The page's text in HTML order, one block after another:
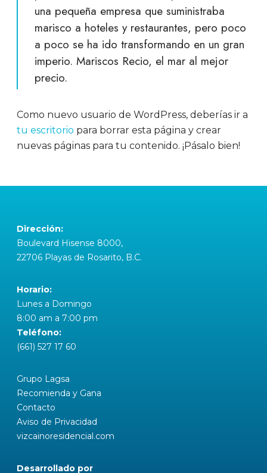
una pequeña empresa que suministraba
marisco a hoteles y restaurantes, pero poco
a poco se ha ido transformando en un gran
imperio. Mariscos Recio, el mar al mejor
precio.
Como nuevo usuario de WordPress, deberías ir a
tu escritorio para borrar esta página y crear
nuevas páginas para tu contenido. ¡Pásalo bien!
Dirección:
Boulevard Hisense 8000,
22706 Playas de Rosarito, B.C.
Horario:
Lunes a Domingo
8:00 am a 7:00 pm
Teléfono:
(661) 527 17 60
Grupo Lagsa
Recomienda y Gana
Contacto
Aviso de Privacidad
vizcainoresidencial.com
Desarrollado por